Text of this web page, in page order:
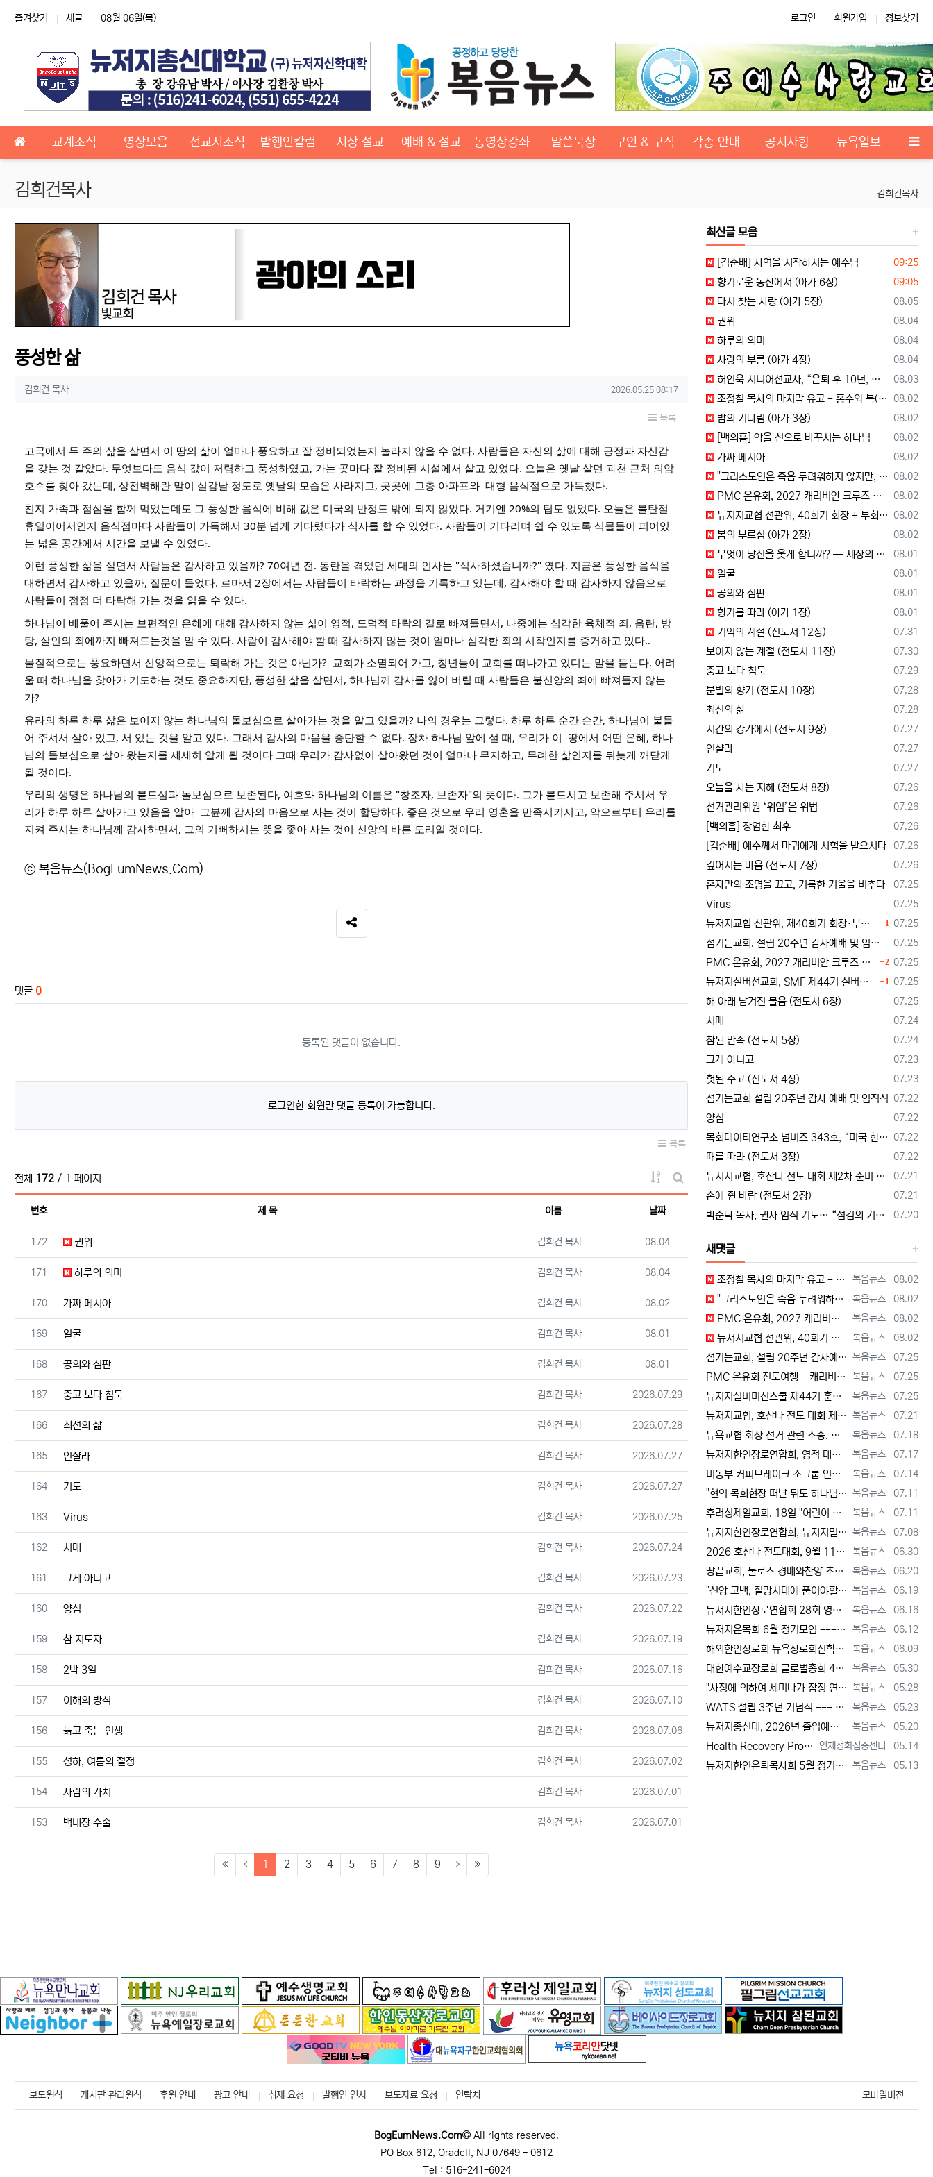
상단 네비
즐겨찾기 새글 08월 06일(목) 로그인 회원가입 정보찾기
메인 메뉴교계소식 영상모음 선교지소식 발행인칼럼 지상 설교 예배 & 설교 동영상강좌 말씀묵상 구인 & 구직 각종 안내 공지사항 뉴욕일보
김희건목사 김희건목사
풍성한 삶
작성자 정보
김희건 목사작성 작성일
2026.05.25 08:17
목록
본문
고국에서 두 주의 삶을 살면서 이 땅의 삶이 얼마나 풍요하고 잘 정비되었는지 놀라지 않을 수 없다. 사람들은 자신의 삶에 대해 긍정과 자신감
을 갖는 것 같았다. 무엇보다도 음식 값이 저렴하고 풍성하였고, 가는 곳마다 잘 정비된 시설에서 살고 있었다. 오늘은 옛날 살던 과천 근처 의암
호수룰 첮아 갔는데, 상전벽해란 말이 실감날 정도로 옛날의 모습은 사라지고, 곳곳에 고층 아파프와  대형 음식점으로 가득했다.
친지 가족과 점심을 함께 먹었는데도 그 풍성한 음식에 비해 값은 미국의 반정도 밖에 되지 않았다. 거기엔 20%의 팁도 없었다. 오늘은 불탄절
휴일이어서인지 음식점마다 사람들이 가득해서 30분 넘게 기다렸다가 식사를 할 수 있었다. 사람들이 기다리며 쉴 수 있도록 식물들이 피어있
는 넓은 공간에서 시간을 보낼 수 있었다.
이런 풍성한 삶을 살면서 사람들은 감사하고 있을까? 70여년 전. 동란을 겪었던 세대의 인사는 "식사하셨습니까?" 였다. 지금은 풍성한 음식을
대하면서 감사하고 있을까, 질문이 들었다. 로마서 2장에서는 사람들이 타락하는 과정을 기록하고 있는데, 감사해야 할 때 감사하지 않음으로
사람들이 점점 더 타락해 가는 것을 읽을 수 있다.
하나님이 베풀어 주시는 보편적인 은혜에 대해 감사하지 않는 싦이 영적, 도덕적 타락의 길로 빠져들면서, 나중에는 심각한 육체적 죄, 음란, 방
탕, 살인의 죄에까지 빠져드는것을 알 수 있다. 사람이 감사해야 할 때 감사하지 않는 것이 얼마나 심각한 죄의 시작인지를 증거하고 있다..
물질적으로는 풍요하면서 신앙적으로는 퇴락해 가는 것은 아닌가?  교회가 소멸되어 가고, 청년들이 교회를 떠나가고 있디는 말을 듣는다. 어려
울 때 하나님을 찾아가 기도하는 것도 중요하지만, 풍성한 삶을 살면서, 하나님께 감사를 잃어 버릴 때 사람들은 불신앙의 죄에 뺘져들지 않는
가?
유라의 하루 하루 삶은 보이지 않는 하나님의 돌보심으로 살아가는 것을 알고 있을까? 나의 경우는 그렇다. 하루 하루 순간 순간, 하나님이 붙들
어 주셔서 살아 있고, 서 있는 것을 알고 있다. 그래서 감사의 마음을 중단할 수 없다. 장차 하나님 앞에 설 때, 우리가 이  땅에서 어떤 은혜, 하나
님의 돌보심으로 살아 왔는지를 세세히 알게 될 것이다 그때 우리가 감사없이 살아왔던 것이 얼마나 무지하고, 무례한 삶인지를 뒤늦게 깨닫게
될 것이다.
우리의 생명은 하나님의 붙드심과 돌보심으로 보존된다, 여호와 하나님의 이름은 "창조자, 보존자"의 뜻이다. 그가 붙드시고 보존해 주셔서 우
리가 하루 하루 살아가고 있음을 알아  그뷴께 감사의 마음으로 사는 것이 합당하다. 좋은 것으로 우리 영혼을 만족시키시고, 악으로부터 우리를
지켜 주시는 하나님께 감사하면서, 그의 기뻐하시는 뜻을 좇아 사는 것이 신앙의 바른 도리일 것이다.
ⓒ 복음뉴스(BogEumNews.Com)
SNS 공유
댓글 0
등록된 댓글이 없습니다.
로그인한 회원만 댓글 등록이 가능합니다.
목록
전체 172 / 1 페이지
게시물 정렬
게시판 검색
번호
제 목 이름 날짜
번호
172 권위 등록자
김희건 목사 등록일
08.04
번호
171 하루의 의미 등록자
김희건 목사 등록일
08.04
번호
170 가짜 메시아 등록자
김희건 목사 등록일
08.02
번호
169 얼굴 등록자
김희건 목사 등록일
08.01
번호
168 공의와 심판 등록자
김희건 목사 등록일
08.01
번호
167 충고 보다 침묵 등록자
김희건 목사 등록일
2026.07.29
번호
166 최선의 삶 등록자
김희건 목사 등록일
2026.07.28
번호
165 인샬라 등록자
김희건 목사 등록일
2026.07.27
번호
164 기도 등록자
김희건 목사 등록일
2026.07.27
번호
163 Virus 등록자
김희건 목사 등록일
2026.07.25
번호
162 치매 등록자
김희건 목사 등록일
2026.07.24
번호
161 그게 아니고 등록자
김희건 목사 등록일
2026.07.23
번호
160 양심 등록자
김희건 목사 등록일
2026.07.22
번호
159 참 지도자 등록자
김희건 목사 등록일
2026.07.19
번호
158 2박 3일 등록자
김희건 목사 등록일
2026.07.16
번호
157 이해의 방식 등록자
김희건 목사 등록일
2026.07.10
번호
156 늙고 죽는 인생 등록자
김희건 목사 등록일
2026.07.06
번호
155 성하, 여름의 절정 등록자
김희건 목사 등록일
2026.07.02
번호
154 사람의 가치 등록자
김희건 목사 등록일
2026.07.01
번호
153 백내장 수술 등록자
김희건 목사 등록일
2026.07.01
1 (current)
2 3 4 5 6 7 8 9 (last)
최신글 모음
등록일
09:25
[김순배] 사역을 시작하시는 예수님
등록일
09:05
향기로운 동산에서 (아가 6장)
등록일
08.05
다시 찾는 사랑 (아가 5장)
등록일
08.04
권위
등록일
08.04
하루의 의미
등록일
08.04
사랑의 부름 (아가 4장)
등록일
08.03
허인욱 시니어선교사, “은퇴 후 10년, 시니어를 다시 선교사로 세우는 사역에 헌신”
등록일
08.02
조정칠 목사의 마지막 유고 - 홍수와 복(福) 자(字)
등록일
08.02
밤의 기다림 (아가 3장)
등록일
08.02
[백의흠] 악을 선으로 바꾸시는 하나님
등록일
08.02
가짜 메시아
등록일
08.02
"그리스도인은 죽음 두려워하지 않지만, 살아 있는 동안 다른 사람의 유익 + 믿음의 진보 위해 살아야"
등록일
08.02
PMC 온유회, 2027 캐리비안 크루즈 전도여행 참가자 모집
등록일
08.02
뉴저지교협 선관위, 40회기 회장 + 부회장 후보 등록 + 추천 절차 공고 --- 8월 28일 등록 마감, 9월 28일 선거
등록일
08.02
봄의 부르심 (아가 2장)
등록일
08.01
무엇이 당신을 웃게 합니까? — 세상의 소리와 거듭난 영혼의 반응
등록일
08.01
얼굴
등록일
08.01
공의와 심판
등록일
08.01
향기를 따라 (아가 1장)
등록일
07.31
기억의 계절 (전도서 12장)
등록일
07.30
보이지 않는 계절 (전도서 11장)
등록일
07.29
충고 보다 침묵
등록일
07.28
분별의 향기 (전도서 10장)
등록일
07.28
최선의 삶
등록일
07.27
시간의 강가에서 (전도서 9장)
등록일
07.27
인샬라
등록일
07.27
기도
등록일
07.26
오늘을 사는 지혜 (전도서 8장)
등록일
07.26
선거관리위원 ‘위임’은 위법
등록일
07.26
[백의흠] 장엄한 최후
등록일
07.26
[김순배] 예수께서 마귀에게 시험을 받으시다
등록일
07.26
깊어지는 마음 (전도서 7장)
등록일
07.25
혼자만의 조명을 끄고, 거룩한 거울을 비추다
등록일
07.25
Virus
등록일
07.25
뉴저지교협 선관위, 제40회기 회장·부회장 등록 및 추천 절차 공고… 선관위 구성 적정성 논란도 제기
댓글
1
등록일
07.25
섬기는교회, 설립 20주년 감사예배 및 임직식 --- "이제 더 힘차게 창공을 날자"
등록일
07.25
PMC 온유회, 2027 캐리비안 크루즈 전도여행 참가자 모집
댓글
2
등록일
07.25
뉴저지실버선교회, SMF 제44기 실버미션스쿨 수강생 모집
댓글
1
등록일
07.25
해 아래 남겨진 물음 (전도서 6장)
등록일
07.24
치매
등록일
07.24
참된 만족 (전도서 5장)
등록일
07.23
그게 아니고
등록일
07.23
헛된 수고 (전도서 4장)
등록일
07.22
섬기는교회 설립 20주년 감사 예배 및 임직식
등록일
07.22
양심
등록일
07.22
목회데이터연구소 넘버즈 343호, “미국 한인교회 목회자 41%, 영적 번아웃 상태”
등록일
07.22
때를 따라 (전도서 3장)
등록일
07.21
뉴저지교협, 호산나 전도 대회 제2차 준비 기도회 --- "사람이 아니라 하나님께서 일하신다"
등록일
07.21
손에 쥔 바람 (전도서 2장)
등록일
07.20
박순탁 목사, 권사 임직 기도… “섬김의 기쁨을 알고 교회를 붙드는 믿음의 동역자 되게 하소서”
새댓글
등록자
복음뉴스 등록일
08.02
조정칠 목사의 마지막 유고 - 홍수와 복(福) 자(字) [2026년 8월 1일 토요일 자 뉴욕일보 기사] ==> https://www.bogeu…
등록자
복음뉴스 등록일
08.02
"그리스도인은 죽음 두려워하지 않지만, 살아 있는 동안 다른 사람의 유익 + 믿음의 진보 위해 살아야" [2026년 7월 31일 금요일 자 뉴욕…
등록자
복음뉴스 등록일
08.02
PMC 온유회, 2027 캐리비안 크루즈 전도여행 참가자 모집 [2026년 7월 31일 금요일 자 뉴욕일보 기사] ==> https://www.…
등록자
복음뉴스 등록일
08.02
뉴저지교협 선관위, 40회기 회장 + 부회장 등록 + 추천 절차 공고 --- 8월 28일 등록 마감, 9월 28일 선거 [2026년 7월 29일…
등록자
복음뉴스 등록일
07.25
섬기는교회, 설립 20주년 감사예배 및 임직식 --- "이제 더 힘차게 창공을 날자" [2026년 7월 25일 토요일 자 뉴욕일보 기사] ==>…
등록자
복음뉴스 등록일
07.25
PMC 온유회 전도여행 - 캐리비언 크루즈 2027 안내 ==> https://www.bogeumnews.com/gnu54/bbs/board.p…
등록자
복음뉴스 등록일
07.25
뉴저지실버미션스쿨 제44기 훈련생 모집 안내 ==> https://www.bogeumnews.com/gnu54/bbs/board.php?bo_t…
등록자
복음뉴스 등록일
07.21
뉴저지교협, 호산나 전도 대회 제2차 준비 기도회 --- "사람이 아니라 하나님께서 일하신다" [2026년 7월 21일 화요일 자 뉴욕일보 기사…
등록자
복음뉴스 등록일
07.18
뉴욕교협 회장 선거 관련 소송, 청구인 측 "법원 조속한 결정과 심리ㅜ 요청" [2026년 7월 18일 토요일 자 뉴욕일보 기사] ==> htt…
등록자
복음뉴스 등록일
07.17
뉴저지한인장로연합회, 영적 대각성 기도회 --- "우리의 기준은 하나님 말씀" [2026년 7월 17일 금요일 자 뉴욕일보 기사] ==> htt…
등록자
복음뉴스 등록일
07.14
미동부 커피브레이크 소그룹 인도자 워크숍 8월 15일 더바인교회 + 필그림선교교회서 [2026년 7월 14일 화요일 자 뉴욕일보 기사] ==> …
등록자
복음뉴스 등록일
07.11
"현역 목회현장 떠난 뒤도 하나님 능력 + 은혜 다음 세대에 전하는 사명 계속" [2026년 7월 11일일 토요일 자 뉴욕일보 기사] ==> …
등록자
복음뉴스 등록일
07.11
후러싱제일교회, 18일 "어린이 천국" 만든다 [2026년 7월 11일 토요일 자 뉴욕일보 기사] ==> https://www.bogeumnew…
등록자
복음뉴스 등록일
07.08
뉴저지한인장로연합회, 뉴저지밀알선교단 방문 --- 장애우들에게 점심 식사 제공 + 사랑의 후원금 [2026년 7월 8일 수요일 자 뉴욕일보 기사…
등록자
복음뉴스 등록일
06.30
2026 호산나 전도대회, 9월 11일(금)부터 13일(주일)까지 뉴저지하베스트교회에서 [2026년 6월 30일 화요일 자 뉴욕일보 기사] ==…
등록자
복음뉴스 등록일
06.20
땅끝교회, 둘로스 경배와찬양 초청 찬양집회 --- "참행복은 주님께 쓰임 받는 것" [2026년 6월 20일 토요일 자 뉴욕일보 기사] ==> …
등록자
복음뉴스 등록일
06.19
"신앙 고백, 절망시대에 품어야할 희망, 마지막까지 하나님 손에 붙들려 쓰임 받고자 하는 삶의 의미" [2026년 6월 19일 금요일 자 뉴욕일…
등록자
복음뉴스 등록일
06.16
뉴저지한인장로연합회 28회 영적 대각성 기도회 [2026년 6월 16일 화요일 자 뉴욕일보 기사] ==> https://www.bogeumnew…
등록자
복음뉴스 등록일
06.12
뉴저지은목회 6월 정기모임 --- 강원호 목사, "복음은 구원, 구원의 목적은 하나님 나라의 삶" [2026년 6월 12일 금요일 자 뉴역일보 …
등록자
복음뉴스 등록일
06.09
해외한인장로회 뉴욕장로회신학대학(원), 40회 졸업감사예배 및 학위수여식 [2026년 6월 9일 화요일 자 뉴욕일보 기사] ==> https:/…
등록자
복음뉴스 등록일
05.30
대한예수교장로회 글로벌총회 48회 정기총회 --- "진리 위에 굳게 서서 복음으로 세상 정복하라" [2026년 5월 30일 토요일 자 뉴욕일보 …
등록자
복음뉴스 등록일
05.28
"사정에 의하여 세미나가 잠정 연기되었다"고 합니다. 착오 없으시기 바랍니다.
등록자
복음뉴스 등록일
05.23
WATS 설립 3주년 기념식 --- 천국 복음 전파와 영적 지도자 양성 사명 재확인 [2026년 5월 23일 토요일 자 뉴욕일보 기사] ==> …
등록자
복음뉴스 등록일
05.20
뉴저지총신대, 2026년 졸업예배 및 학위 수여식 --- "절업장은 학교가 주지만, 위임장은 주님이 주신다" [2026년 5월 20일 수요일 …
등록자
인체정화집중센터 등록일
05.14
Health Recovery Program 인체정화 집중센터 Health Recovery Program이 태어난 배경은 단순히 하나의 건강…
등록자
복음뉴스 등록일
05.13
뉴저지한인은퇴목사회 5월 정기모임 --- "천국 갈 준비되셨나요?" [2026년 5월 13일 수요일 자 뉴욕일보 기사] ==> https://w…
보도원칙 게시판 관리원칙 후원 안내 광고 안내 취재 요청 발행인 인사 보도자료 요청 연락처 모바일버전
BogEumNews.Com
All rights reserved.
PO Box 612, Oradell, NJ 07649 - 0612
Tel : 516-241-6024